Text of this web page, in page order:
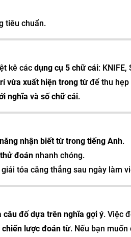
tiêu chuẩn.
kê các dụng cụ 5 chữ cái: KNIFE,
vừa xuất hiện trong từđể thu hẹp
nghĩa và số chữ cái.
nhận biết từ trong tiếng Anh.
đoán nhanh chóng.
giải tỏa căng thẳng sau ngày làm
câu đố dựa trên nghĩa gợi ý. Việc
chiến lược đoán từ. Nếu bạn